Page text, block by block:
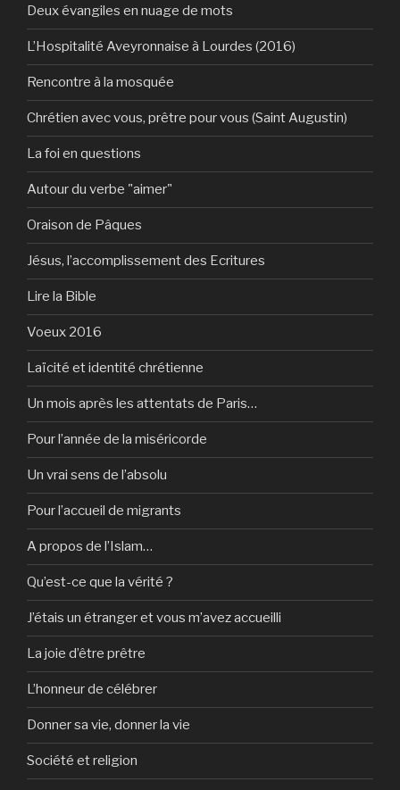
Deux évangiles en nuage de mots
L’Hospitalité Aveyronnaise à Lourdes (2016)
Rencontre à la mosquée
Chrétien avec vous, prêtre pour vous (Saint Augustin)
La foi en questions
Autour du verbe "aimer"
Oraison de Pâques
Jésus, l’accomplissement des Ecritures
Lire la Bible
Voeux 2016
Laïcité et identité chrétienne
Un mois après les attentats de Paris…
Pour l’année de la miséricorde
Un vrai sens de l’absolu
Pour l’accueil de migrants
A propos de l’Islam…
Qu’est-ce que la vérité ?
J’étais un étranger et vous m’avez accueilli
La joie d’être prêtre
L’honneur de célébrer
Donner sa vie, donner la vie
Société et religion